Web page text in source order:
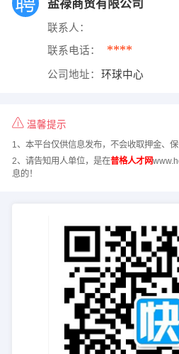
盐禄商贸有限公司
联系人：
联系电话： ****
公司地址： 环球中心
温馨提示
1、本平台仅供信息发布，不会收取押金、保
2、请告知用人单位，是在普格人才网
息的！